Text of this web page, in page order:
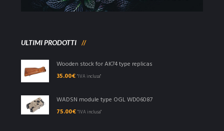
ULTIMI PRODOTTI
Wooden stock for AK74 type replicas
35.00€ "IVA inclusa"
WADSN module type OGL WD06087
75.00€ "IVA inclusa"